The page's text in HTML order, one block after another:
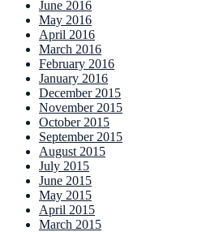
June 2016
May 2016
April 2016
March 2016
February 2016
January 2016
December 2015
November 2015
October 2015
September 2015
August 2015
July 2015
June 2015
May 2015
April 2015
March 2015